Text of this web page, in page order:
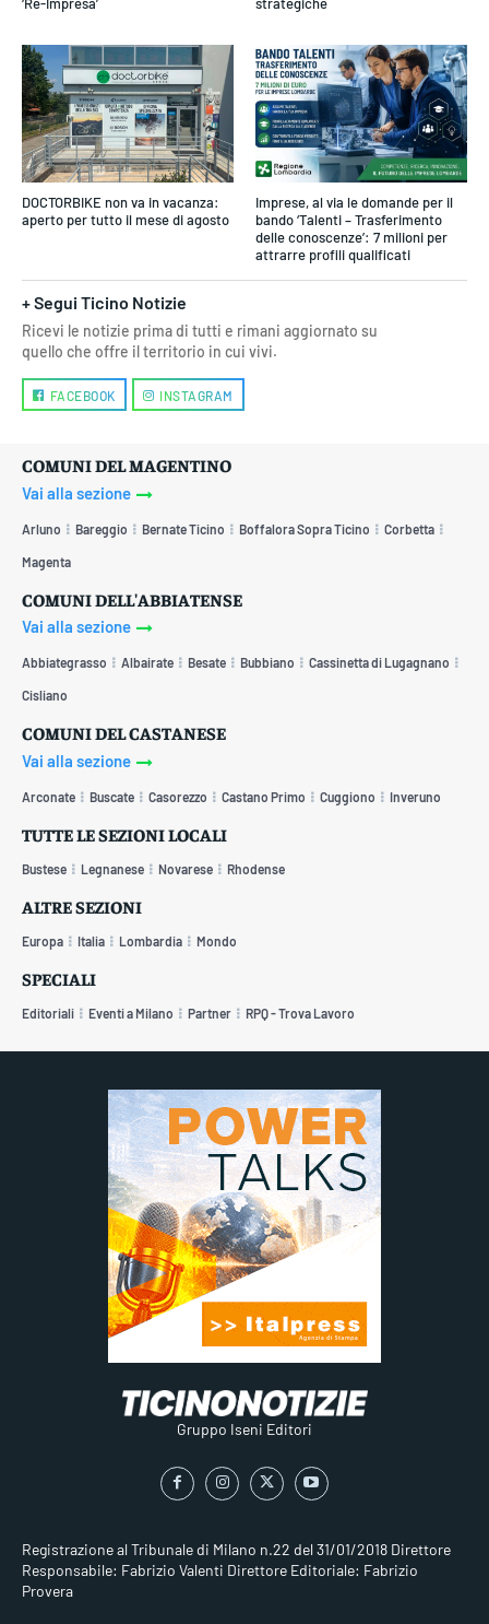
DOCTORBIKE non va in vacanza:
aperto per tutto il mese di agosto
Imprese, al via le domande per il
bando ‘Talenti – Trasferimento
delle conoscenze’: 7 milioni per
attrarre profili qualificati
+ Segui Ticino Notizie
Ricevi le notizie prima di tutti e rimani aggiornato su
quello che offre il territorio in cui vivi.
FACEBOOK INSTAGRAM
COMUNI DEL MAGENTINO
Vai alla sezione
Arluno Bareggio Bernate Ticino Boffalora Sopra Ticino Corbetta
Magenta
COMUNI DELL'ABBIATENSE
Vai alla sezione
Abbiategrasso Albairate Besate Bubbiano Cassinetta di Lugagnano
Cisliano
COMUNI DEL CASTANESE
Vai alla sezione
Arconate Buscate Casorezzo Castano Primo Cuggiono Inveruno
TUTTE LE SEZIONI LOCALI
Bustese Legnanese Novarese Rhodense
ALTRE SEZIONI
Europa Italia Lombardia Mondo
SPECIALI
Editoriali Eventi a Milano Partner RPQ - Trova Lavoro
Gruppo Iseni Editori
Registrazione al Tribunale di Milano n.22 del 31/01/2018 Direttore
Responsabile: Fabrizio Valenti Direttore Editoriale: Fabrizio
Provera